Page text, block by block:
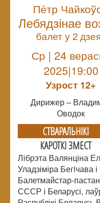
Пётр
Лебядзінае
балет у 2
Ср | 24
2025|19:00
Узрoст 12+
Дирижер –
Оводок
СТВАРАЛЬНIКI
КАРОТКІ ЗМЕСТ
Лібрэта Валянціна
Уладзіміра Бегiчава
Балетмайстар-
СССР і Беларусі,